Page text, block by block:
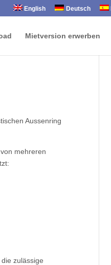
English Deutsch
Mietversion erwerben
Aussenring
mehreren
zulässige